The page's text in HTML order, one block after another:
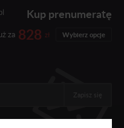
Kup prenumeratę
za 828 zł Wybierz opcje
Zapisz się